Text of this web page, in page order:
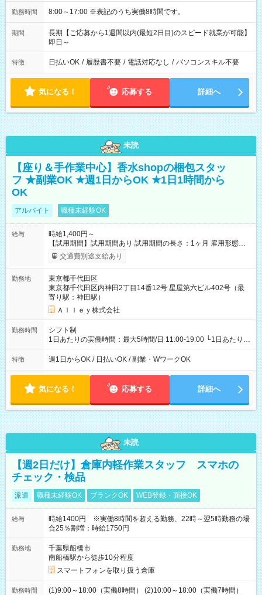
勤務時間 8:00～17:00 ※表記のうち実働8時間です。
期間
長期【ご応募から1週間以内(最短2日目)のスピード就業が可能】
即日～
特徴 日払いOK / 履歴書不要 / 電話対応なし / パソコンスキル不要
気になる！ 応募する 詳細へ
未読
【座り＆手作業中心】香水shopの梱包スタッ
フ ★副業OK ★週1日からOK ★1日1時間から
OK
アルバイト 職種未経験OK
給与
時給1,400円～
【試用期間】試用期間あり 試用期間の長さ：1ヶ月 雇用形態、
給与は本採用時と同じです。
交通費別途支給あり
勤務地
東京都千代田区
東京都千代田区内神田2丁目14番12号 星屋第六ビル402号（最
寄り駅：神田駅）
Ａｌｌｅｙ株式会社
勤務時間
シフト制
1日あたりの実働時間：最大5時間/日 11:00-19:00 └1日あたりの
実働時間：1-5時間 └上記の時間帯内であれば、いつでも勤務可
能！ └平日・土曜日の中で、お好きな曜日でご勤務いただけま
18:00 などのように、自由な働き方が可能なお仕事です！
特徴 週1日からOK / 日払いOK / 副業・WワークOK
気になる！ 応募する 詳細へ
未読
【週2日だけ】倉庫内軽作業スタッフ スマホの
チェック・検品
派遣 職種未経験OK ブランクOK WEB登録・面接OK
給与
時給1400円 ※実働8時間を超える勤務、22時～翌5時勤務の場
合25％割増：時給1750円
勤務地
千葉県船橋市
南船橋駅から徒歩10分程度
スマートフォンを取り扱う倉庫
勤務時間
(1)9:00～18:00（実働8時間） (2)10:00～18:00（実働7時間）